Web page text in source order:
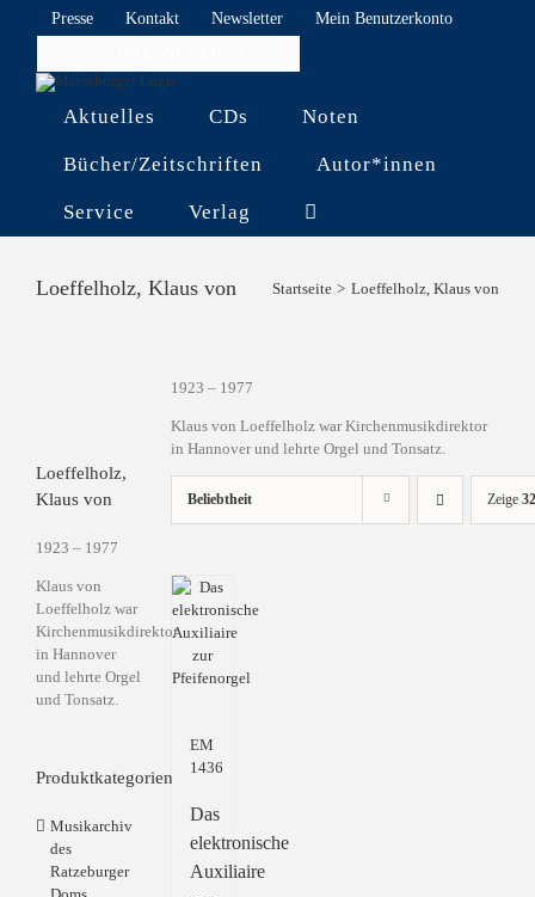
Presse Kontakt Newsletter
Mein Benutzerkonto
Aktuelles CDs Noten
Bücher/Zeitschriften Autor*innen
Service Verlag
Loeffelholz, Klaus von Startseite Loeffelholz, Klaus von
1923 – 1977
Klaus von Loeffelholz war Kirchenmusikdirektor
in Hannover und lehrte Orgel und Tonsatz.
Beliebtheit Zeige
EM
1436
Das
elektronische
Auxiliaire
Loeffelholz,
Klaus von
1923 – 1977
Klaus von
Loeffelholz war
Kirchenmusikdirektor
in Hannover
und lehrte Orgel
und Tonsatz.
Produktkategorien
Musikarchiv
des
Ratzeburger